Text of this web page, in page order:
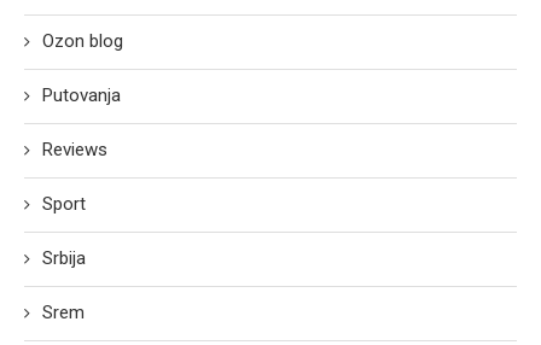
Ozon blog
Putovanja
Reviews
Sport
Srbija
Srem